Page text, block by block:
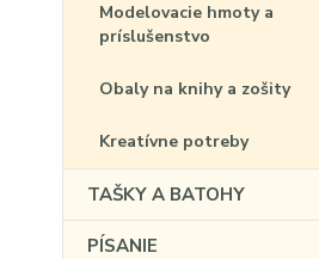
Modelovacie hmoty a
príslušenstvo
Obaly na knihy a zošity
Kreatívne potreby
TAŠKY A BATOHY
PÍSANIE